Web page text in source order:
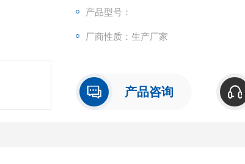
产品型号：
厂商性质：生产厂家
产品咨询